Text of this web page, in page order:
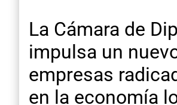
La Cámara de
impulsa un
empresas
en la economía